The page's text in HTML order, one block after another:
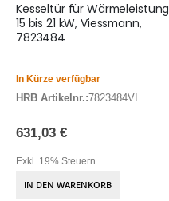
Kesseltür für Wärmeleistung
15 bis 21 kW, Viessmann,
7823484
In Kürze verfügbar
HRB Artikelnr.:7823484VI
631,03 €
Exkl. 19% Steuern
IN DEN WARENKORB